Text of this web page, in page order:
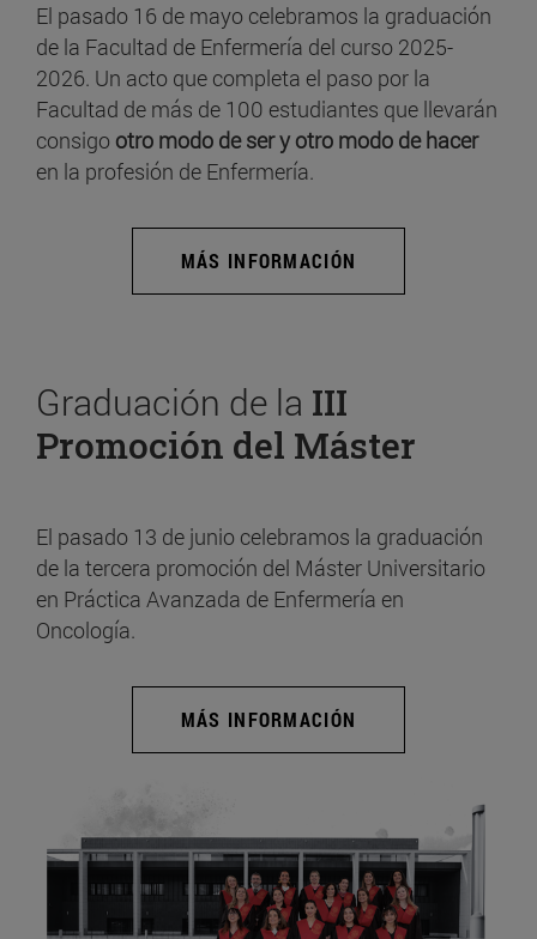
El pasado 16 de mayo celebramos la graduación
de la Facultad de Enfermería del curso 2025-
2026. Un acto que completa el paso por la
Facultad de más de 100 estudiantes que llevarán
consigo otro modo de ser y otro modo de hacer
en la profesión de Enfermería.
MÁS INFORMACIÓN
Graduación de la III
Promoción del Máster
El pasado 13 de junio celebramos la graduación
de la tercera promoción del Máster Universitario
en Práctica Avanzada de Enfermería en
Oncología.
MÁS INFORMACIÓN